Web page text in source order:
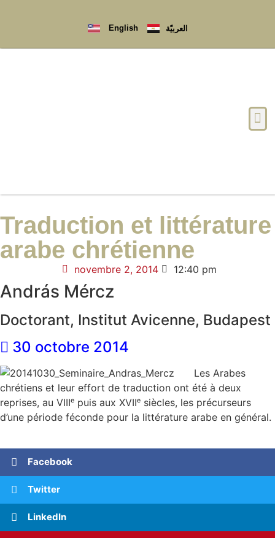
English العربيّة
Traduction et littérature
arabe chrétienne
novembre 2, 2014 12:40 pm
András Mércz
Doctorant, Institut Avicenne, Budapest
30 octobre 2014
Les Arabes
chrétiens et leur effort de traduction ont été à deux
reprises, au VIIIᵉ puis aux XVIIᵉ siècles, les précurseurs
d’une période féconde pour la littérature arabe en général.
Facebook
Twitter
LinkedIn